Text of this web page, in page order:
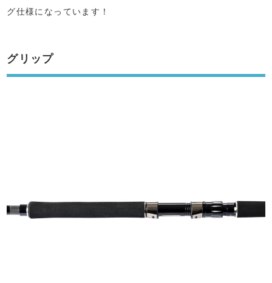
グ仕様になっています！
グリップ